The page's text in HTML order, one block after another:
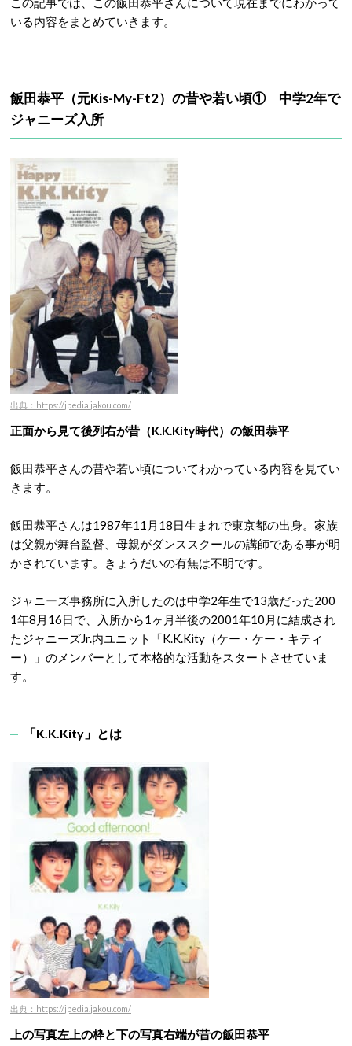
いる内容をまとめていきます。
飯田恭平（元Kis-My-Ft2）の昔や若い頃① 中学2年で
ジャニーズ入所
出典：https://jpedia.jakou.com/
正面から見て後列右が昔（K.K.Kity時代）の飯田恭平
飯田恭平さんの昔や若い頃についてわかっている内容を見てい
きます。
飯田恭平さんは1987年11月18日生まれで東京都の出身。家族
は父親が舞台監督、母親がダンススクールの講師である事が明
かされています。きょうだいの有無は不明です。
ジャニーズ事務所に入所したのは中学2年生で13歳だった200
1年8月16日で、入所から1ヶ月半後の2001年10月に結成され
たジャニーズJr.内ユニット「K.K.Kity（ケー・ケー・キティ
ー）」のメンバーとして本格的な活動をスタートさせていま
す。
「K.K.Kity」とは
出典：https://jpedia.jakou.com/
上の写真左上の枠と下の写真右端が昔の飯田恭平